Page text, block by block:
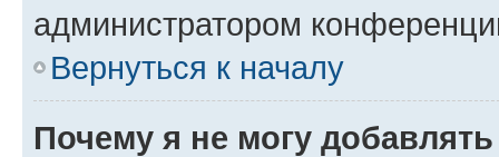
администратором
Вернуться к началу
Почему я не могу